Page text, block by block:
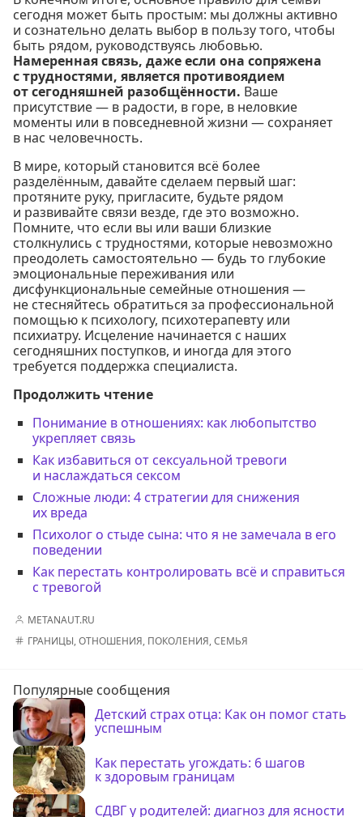
сегодня может быть простым: мы должны активно
и сознательно делать выбор в пользу того, чтобы
быть рядом, руководствуясь любовью.
Намеренная связь, даже если она сопряжена
с трудностями, является противоядием
от сегодняшней разобщённости. Ваше
присутствие — в радости, в горе, в неловкие
моменты или в повседневной жизни — сохраняет
в нас человечность.
В мире, который становится всё более
разделённым, давайте сделаем первый шаг:
протяните руку, пригласите, будьте рядом
и развивайте связи везде, где это возможно.
Помните, что если вы или ваши близкие
столкнулись с трудностями, которые невозможно
преодолеть самостоятельно — будь то глубокие
эмоциональные переживания или
дисфункциональные семейные отношения —
не стесняйтесь обратиться за профессиональной
помощью к психологу, психотерапевту или
психиатру. Исцеление начинается с наших
сегодняшних поступков, и иногда для этого
требуется поддержка специалиста.
Продолжить чтение
Понимание в отношениях: как любопытство
укрепляет связь
Как избавиться от сексуальной тревоги
и наслаждаться сексом
Сложные люди: 4 стратегии для снижения
их вреда
Психолог о стыде сына: что я не замечала в его
поведении
Как перестать контролировать всё и справиться
с тревогой
METANAUT.RU
ГРАНИЦЫ,ОТНОШЕНИЯ, ПОКОЛЕНИЯ,СЕМЬЯ
Популярные сообщения
Детский страх отца: Как он помог стать
успешным
Как перестать угождать: 6 шагов
к здоровым границам
СДВГ у родителей: диагноз для ясности